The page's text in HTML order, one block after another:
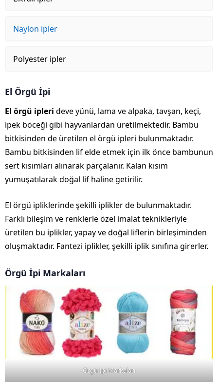
Naylon ipler
Polyester ipler
El Örgü İpi
El örgü ipleri deve yünü, lama ve alpaka, tavşan, keçi,
ipek böceği gibi hayvanlardan üretilmektedir. Bambu
bitkisinden de üretilen el örgü ipleri bulunmaktadır.
Bambu bitkisinden lif elde etmek için ilk önce bambunun
sert kısımları alınarak parçalanır. Kalan kısım
yumuşatılarak doğal lif haline getirilir.
El örgü ipliklerinde şekilli iplikler de bulunmaktadır.
Farklı bileşim ve renklerle özel imalat teknikleriyle
üretilen bu iplikler, yapay ve doğal liflerin birleşiminden
oluşmaktadır. Fantezi iplikler, şekilli iplik sınıfına girerler.
Örgü İpi Markaları
Örgü İpi Markaları